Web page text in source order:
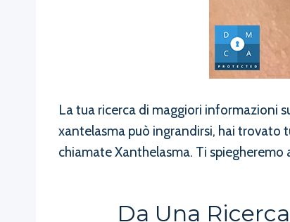
La tua ricerca di maggiori informazioni
xantelasma può ingrandirsi, hai trovato
chiamate Xanthelasma. Ti
Da Una